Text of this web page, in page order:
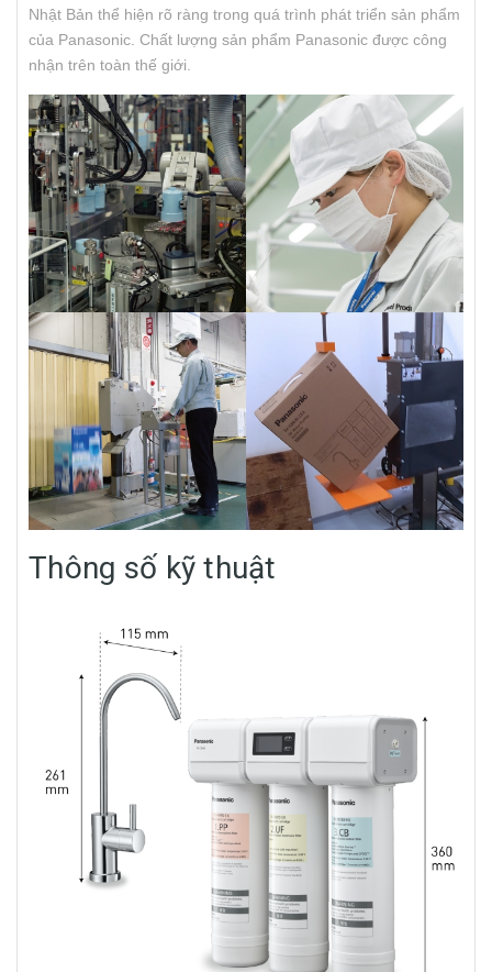
Nhật Bản thể hiện rõ ràng trong quá trình phát triển sản phẩm
của Panasonic. Chất lượng sản phẩm Panasonic được công
nhận trên toàn thế giới.
Thông số kỹ thuật